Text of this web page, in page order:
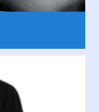
Sie hier. Für